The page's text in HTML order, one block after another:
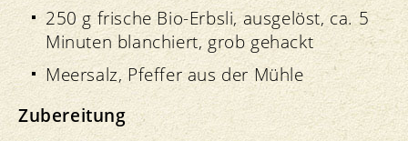
250 g frische Bio-Erbsli, ausgelöst, ca. 5
Minuten blanchiert, grob gehackt
Meersalz, Pfeffer aus der Mühle
Zubereitung